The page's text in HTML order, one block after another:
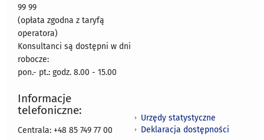
99 99
(opłata zgodna z taryfą
operatora)
Konsultanci są dostępni w dni
robocze:
pon.- pt.: godz. 8.00 - 15.00
Informacje
telefoniczne:
Centrala: +48 85 749 77 00
Urzędy statystyczne
Deklaracja dostępności